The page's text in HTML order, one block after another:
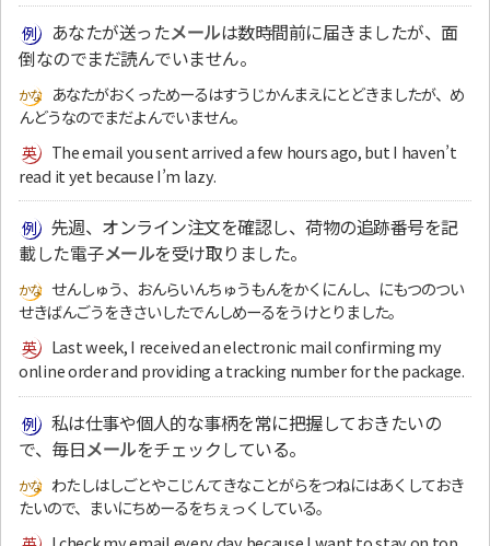
あなたが送ったメールは数時間前に届きましたが、面
倒なのでまだ読んでいません。
あなたがおくっためーるはすうじかんまえにとどきましたが、め
んどうなのでまだよんでいません。
The email you sent arrived a few hours ago, but I haven’t
read it yet because I’m lazy.
先週、オンライン注文を確認し、荷物の追跡番号を記
載した電子メールを受け取りました。
せんしゅう、おんらいんちゅうもんをかくにんし、にもつのつい
せきばんごうをきさいしたでんしめーるをうけとりました。
Last week, I received an electronic mail confirming my
online order and providing a tracking number for the package.
私は仕事や個人的な事柄を常に把握しておきたいの
で、毎日メールをチェックしている。
わたしはしごとやこじんてきなことがらをつねにはあくしておき
たいので、まいにちめーるをちぇっくしている。